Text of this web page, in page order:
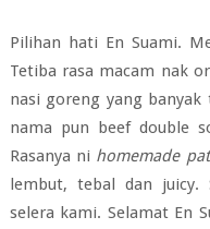
Pilihan hati En Suami.
Tetiba rasa macam nak
nasi goreng yang
nama pun beef double
Rasanya ni homemade
lembut, tebal dan juicy.
selera kami. Selamat En